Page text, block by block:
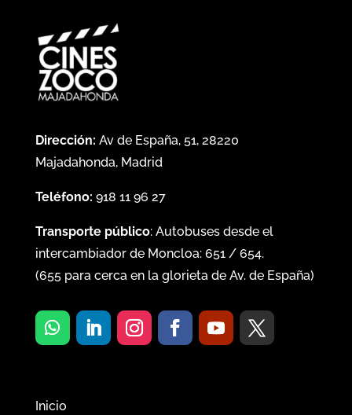
Dirección: Av de España, 51, 28220
Majadahonda, Madrid
Teléfono: 918 11 96 27
Transporte público: Autobuses desde el
intercambiador de Moncloa: 651/ 654.
(655para cerca en la glorieta de Av. de España)
Inicio